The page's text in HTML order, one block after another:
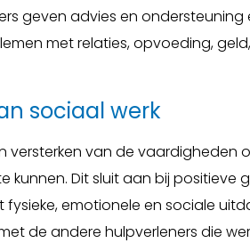
geven advies en
met relaties, opvoeding,
sociaal werk
versterken van de vaardigheden
kunnen. Dit sluit aan bij
fysieke, emotionele en sociale
de andere hulpverleners die